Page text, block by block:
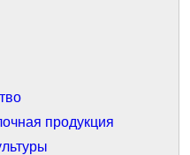
продукция